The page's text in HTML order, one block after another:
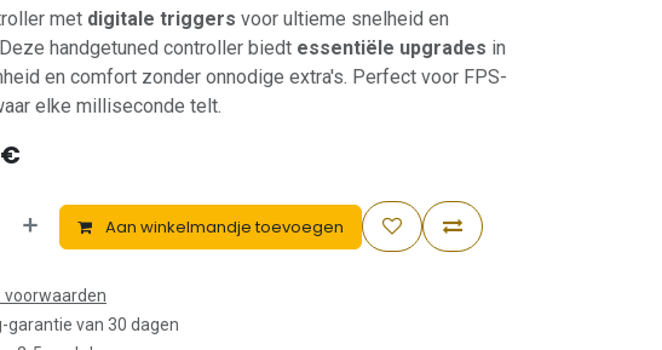
met digitale triggers voor ultieme snelheid en
handgetuned controller biedt essentiële upgrades in
en comfort zonder onnodige extra's. Perfect voor FPS-
elke milliseconde telt.
€
Aan winkelmandje toevoegen
garantie van 30 dagen